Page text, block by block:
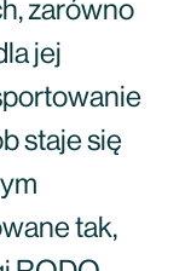
zarówno
jej
staje się
tak,